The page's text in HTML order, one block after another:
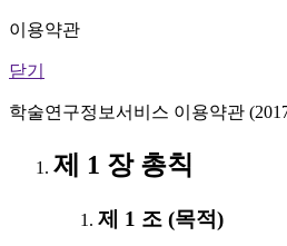
이용약관
닫기
학술연구정보서비스 이용약관
제 1 장 총칙
제 1 조 (목적)